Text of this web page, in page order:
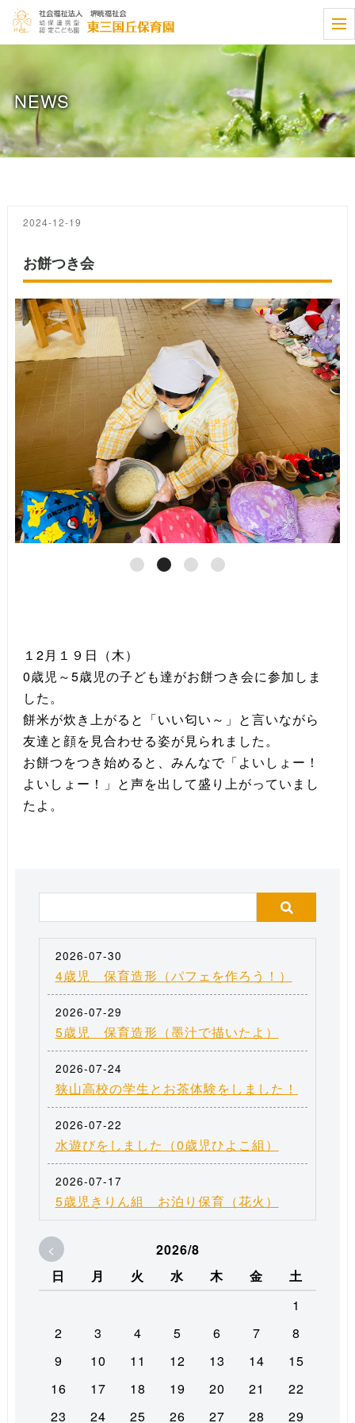
t
o
e
n
a
v
g
a
NEWS
2024-12-19
お餅つき会
１2月１９日（木）
0歳児～5歳児の子ども達がお餅つき会に参加しま
した。
餅米が炊き上がると「いい匂い～」と言いながら
友達と顔を見合わせる姿が見られました。
お餅つをつき始めると、みんなで「よいしょー！
よいしょー！」と声を出して盛り上がっていまし
たよ。
2026-07-30
4歳児 保育造形（パフェを作ろう！）
2026-07-29
5歳児 保育造形（墨汁で描いたよ）
2026-07-24
狭山高校の学生とお茶体験をしました！
2026-07-22
水遊びをしました（0歳児ひよこ組）
2026-07-17
5歳児きりん組 お泊り保育（花火）
<
2026/8
日
月 火 水 木 金
土
1
2
3 4 5 6 7
8
9
10 11 12 13 14
15
16
17 18 19 20 21
22
23
24 25 26 27 28 29